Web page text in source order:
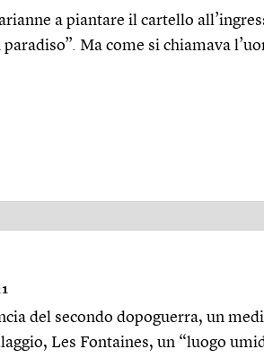
a piantare il cartello
Ma come si chiamava
del secondo dopoguerra, un
Les Fontaines, un “luogo